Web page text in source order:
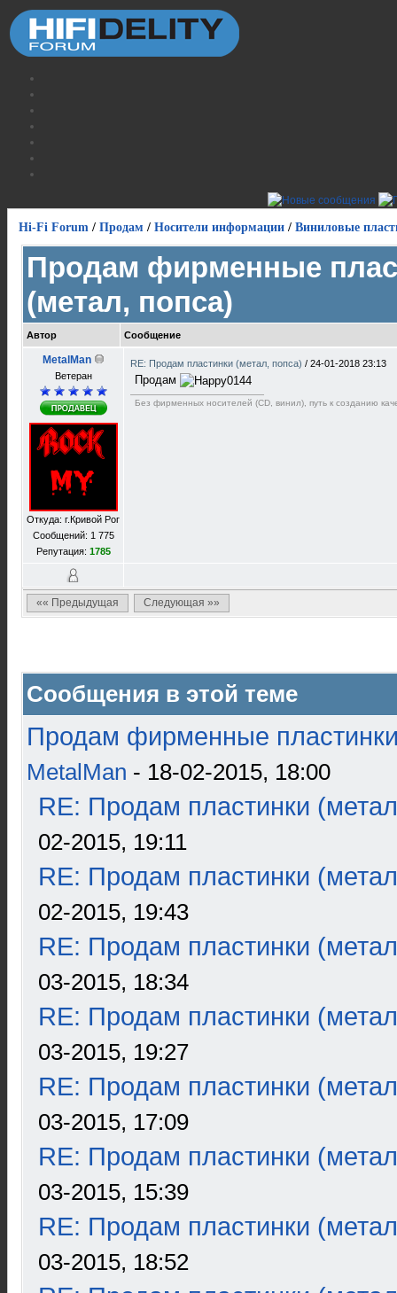
Hi-Fi Forum / Продам / Носители информации / Виниловые
Продам фирменные
(метал, попса)
Автор Сообщение
MetalMan
Ветеран
Откуда: г.Кривой Рог
Сообщений: 1 775
Репутация: 1785
RE: Продам пластинки (метал, попса) / 24-01-2018 23:13
Продам
Без фирменных носителей (CD, винил), путь к созданию
«« Предыдущая Следующая »»
Сообщения в этой теме
Продам фирменные
MetalMan - 18-02-2015, 18:00
RE: Продам пластинки
02-2015, 19:11
RE: Продам пластинки
02-2015, 19:43
RE: Продам пластинки
03-2015, 18:34
RE: Продам пластинки
03-2015, 19:27
RE: Продам пластинки
03-2015, 17:09
RE: Продам пластинки
03-2015, 15:39
RE: Продам пластинки
03-2015, 18:52